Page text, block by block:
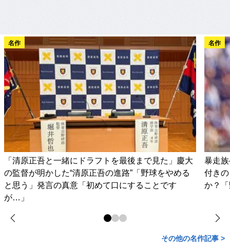
名作
「清原正吾と一緒にドラフトを最後まで見た」慶大
の監督が明かした“清原正吾の進路”「野球をやめる
と思う」発言の真意「初めて口にすることです
が…」
名作
暴走
付き
か？
その他の名作記事 >